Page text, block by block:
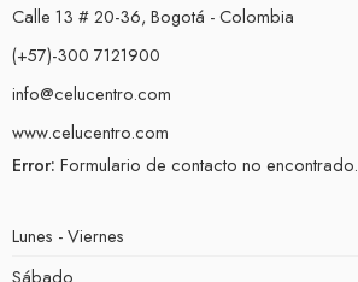
Calle 13 # 20-36, Bogotá - Colombia
(+57)-300 7121900
info@celucentro.com
www.celucentro.com
Error: Formulario de contacto no encontrado.
Lunes - Viernes
Sábado